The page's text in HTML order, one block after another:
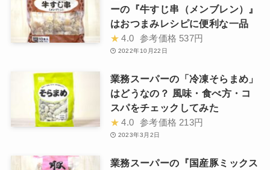
ーの『牛すじ串（メンブレン）』
はおつまみレシピに便利な一品
★ 4.0 参考価格 537円
2022年10月22日
業務スーパーの「冷凍そらまめ」
はどうなの？ 風味・食べ方・コ
スパをチェックしてみた
★ 4.0 参考価格 213円
2023年3月2日
業務スーパーの『国産豚ミックス